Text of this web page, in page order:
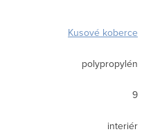
Kusové koberce
polypropylén
9
interiér